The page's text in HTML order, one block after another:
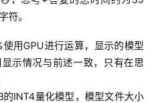
符。
用GPU进行运算，显示的模型
示情况与前述一致，只有在思
的INT4量化模型，模型文件大小